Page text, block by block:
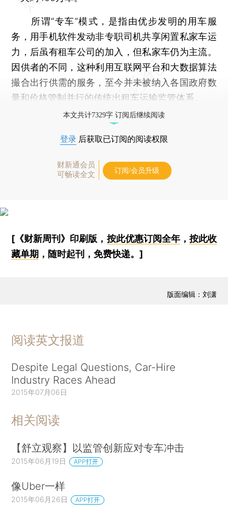
所谓“专车”模式，是指由优步发明的用车服
务，用手机软件发动非专职司机共享闲置私家车运
力，后虽有租车公司的加入，但私家车仍为主流。
因供者的不同，这种利用互联网平台和大数据算法
撮合出行供需的服务，至今并未被纳入各国政府数
量和价格管制并行的传统出租车运输监管体系。
本文共计7329字 订阅后继续阅读
登录 后获取已订阅的阅读权限
财新通会员
可畅读全文
订阅/会员升级
[《财新周刊》印刷版， 按此优惠订阅全年， 按此收
藏单期 ，随时起刊，免费快递。]
版面编辑：刘潇
阅读英文报道
Despite Legal Questions, Car-Hire
Industry Races Ahead
2015年07月06日
相关阅读
【舒立观察】以监管创新应对专车冲击
2015年06月19日 APP打开
像Uber一样
2015年06月26日 APP打开